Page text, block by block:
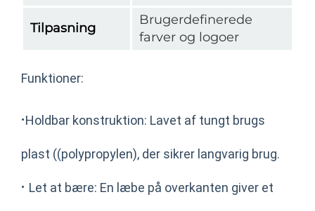
Tilpasning
Brugerdefinerede
farver og logoer
Funktioner:
·Holdbar konstruktion: Lavet af tungt brugs
plast ((polypropylen), der sikrer langvarig brug.
· Let at bære: En læbe på overkanten giver et